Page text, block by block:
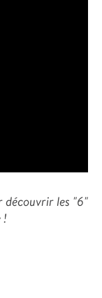
découvrir les "6"
!